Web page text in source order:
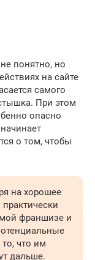
понятно, но
на сайте
самого
При этом
опасно
о том, чтобы
на хорошее
франшизе и
что им
дальше.